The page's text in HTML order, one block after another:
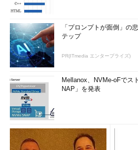
「プロンプトが面倒」
テップ
PR(ITmedia エンタープライズ)
Mellanox、NVMe-oFでス
NAP」を発表